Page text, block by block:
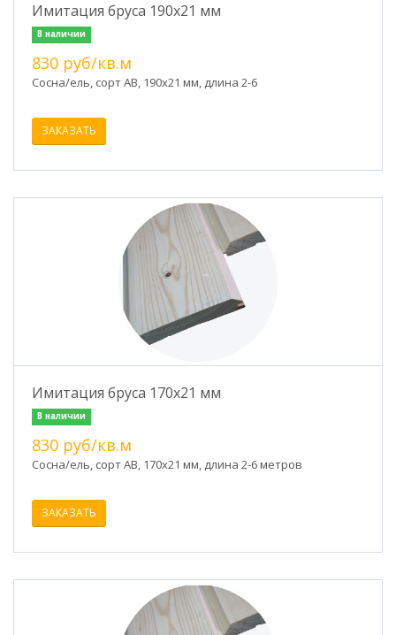
Имитация бруса 190х21 мм
В наличии
830 руб/кв.м
Сосна/ель, сорт АВ, 190х21 мм, длина 2-6
ЗАКАЗАТЬ
Имитация бруса 170х21 мм
В наличии
830 руб/кв.м
Сосна/ель, сорт АВ, 170х21 мм, длина 2-6 метров
ЗАКАЗАТЬ